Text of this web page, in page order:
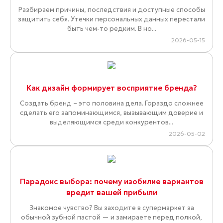
Разбираем причины, последствия и доступные способы
защитить себя. Утечки персональных данных перестали
быть чем-то редким. В но...
2026-05-15
Как дизайн формирует восприятие бренда?
Создать бренд – это половина дела. Гораздо сложнее
сделать его запоминающимся, вызывающим доверие и
выделяющимся среди конкурентов...
2026-05-02
Парадокс выбора: почему изобилие вариантов
вредит вашей прибыли
Знакомое чувство? Вы заходите в супермаркет за
обычной зубной пастой — и замираете перед полкой,